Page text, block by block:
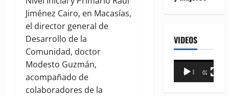
Jiménez Cairo, en Macasías,
el director general de
Desarrollo de la
Comunidad, doctor
Modesto Guzmán,
acompañado de
colaboradores de la
VIDEOS
Reproductor
00:00 02:18